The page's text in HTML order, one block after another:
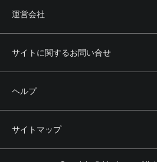
1. 本サービスによって提供される文
る情報の著作権その他の知的財産権
な権利者に帰属します。
2. 利用者は、前項の権利者からの事
ず、複製、転載、改変その他の二次
第6条 会員
1. 本サービスのうち会員向けサービ
運営会社
サイトに関するお問い合せ
ヘルプ
サイトマップ